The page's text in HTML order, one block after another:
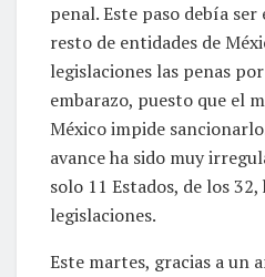
penal. Este paso debía
resto de entidades de
legislaciones las penas
embarazo, puesto que el
México impide
avance ha sido muy
solo 11 Estados, de los
legislaciones.
Este martes, gracias a un